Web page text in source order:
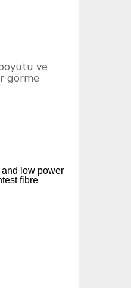
ve
görme
and low power
fibre